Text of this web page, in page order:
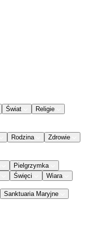
Świat
Religie
Rodzina
Zdrowie
Pielgrzymka
Święci Wiara
Sanktuaria Maryjne